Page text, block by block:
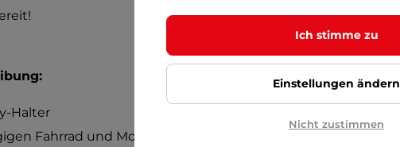
Halter
Fahrrad und Motorradlenkern montiert werden
Ich stimme zu
Einstellungen ändern
Nicht zustimmen